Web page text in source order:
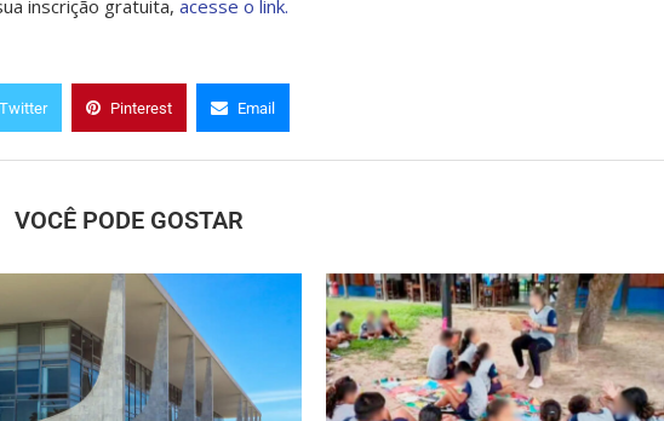
inscrição gratuita, acesse o link.
Twitter Pinterest Email
VOCÊ PODE GOSTAR